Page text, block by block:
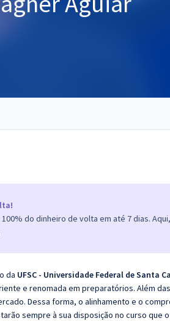
do dinheiro de volta em até 7 dias.
da UFSC - Universidade Federal de Santa
e renomada em preparatórios. Além
Dessa forma, o alinhamento e o
sempre à sua disposição no curso que